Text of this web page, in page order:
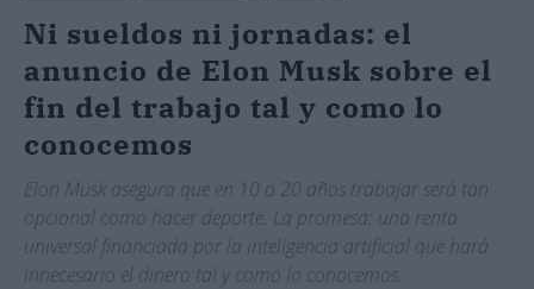
Ni sueldos ni jornadas: el
anuncio de Elon Musk sobre el
fin del trabajo tal y como lo
conocemos
Elon Musk asegura que en 10 o 20 años trabajar será tan
opcional como hacer deporte. La promesa: una renta
universal financiada por la inteligencia artificial que hará
innecesario el dinero tal y como lo conocemos.